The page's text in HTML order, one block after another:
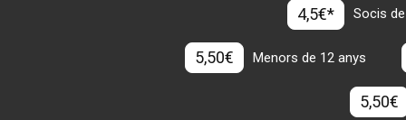
4,5€* Socis
5,50€ Menors de 12 anys
5,50€